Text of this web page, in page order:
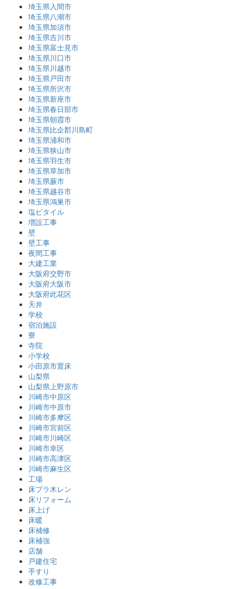
埼玉県入間市
埼玉県八潮市
埼玉県加須市
埼玉県吉川市
埼玉県富士見市
埼玉県川口市
埼玉県川越市
埼玉県戸田市
埼玉県所沢市
埼玉県新座市
埼玉県春日部市
埼玉県朝霞市
埼玉県比企郡川島町
埼玉県浦和市
埼玉県狭山市
埼玉県羽生市
埼玉県草加市
埼玉県蕨市
埼玉県越谷市
埼玉県鴻巣市
塩ビタイル
増設工事
壁
壁工事
夜間工事
大建工業
大阪府交野市
大阪府大阪市
大阪府此花区
天井
学校
宿泊施設
寮
寺院
小学校
小田原市置床
山梨県
山梨県上野原市
川崎市中原区
川崎市中原市
川崎市多摩区
川崎市宮前区
川崎市川崎区
川崎市幸区
川崎市高津区
川崎市麻生区
工場
床プラ木レン
床リフォーム
床上げ
床暖
床補修
床補強
店舗
戸建住宅
手すり
改修工事